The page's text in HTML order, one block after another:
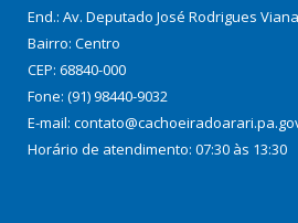
End.: Av. Deputado José Rodrigues
Bairro: Centro
CEP: 68840-000
Fone: (91) 98440-9032
E-mail:
Horário de atendimento: 07:30 às 13:30